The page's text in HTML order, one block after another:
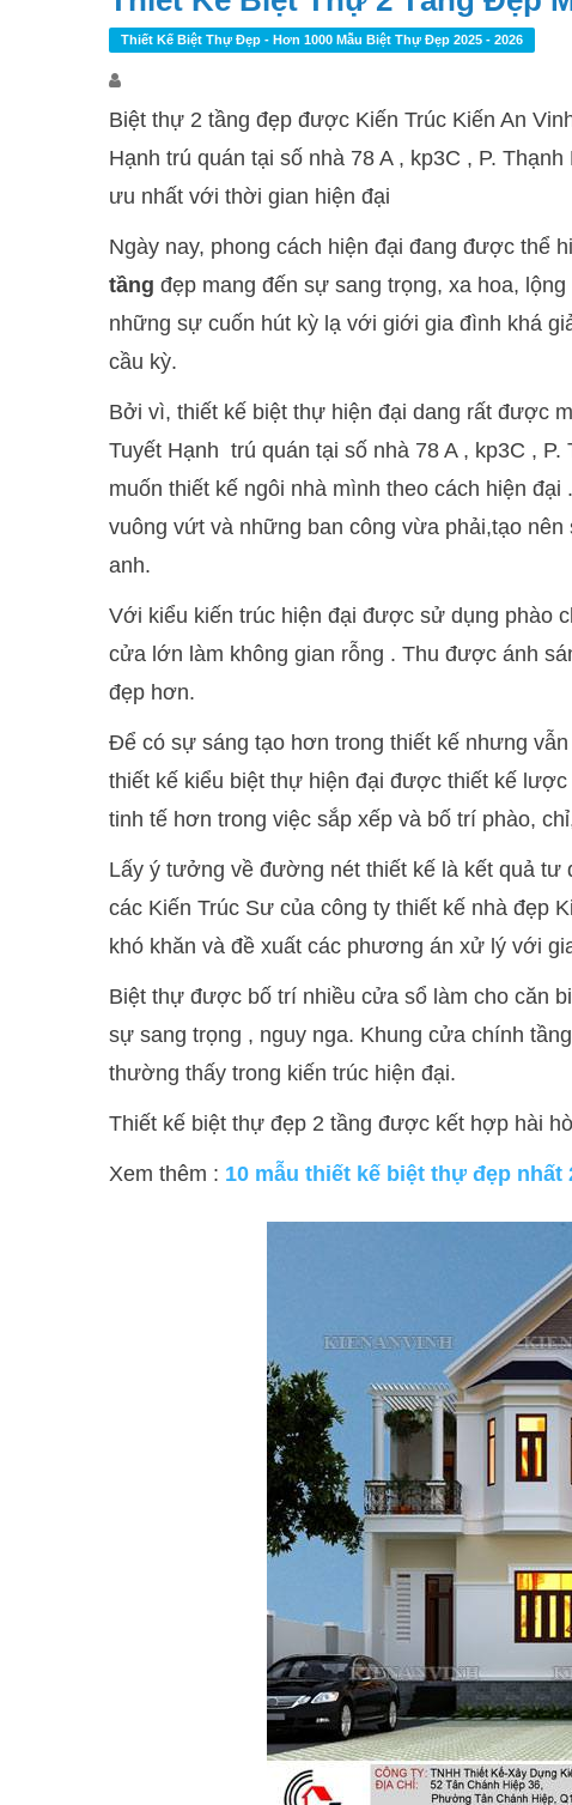
Thiết Kế Biệt Thự Đẹp - Hơn 1000 Mẫu Biệt Thự Đẹp 2025 - 2026
Biệt thự 2 tầng đẹp được Kiến Trúc Kiến An
Hạnh trú quán tại số nhà 78 A , kp3C , P.
ưu nhất với thời gian hiện đại
Ngày nay, phong cách hiện đại đang được thể
tầng đẹp mang đến sự sang trọng, xa hoa,
những sự cuốn hút kỳ lạ với giới gia đình khá
cầu kỳ.
Bởi vì, thiết kế biệt thự hiện đại dang rất được
Tuyết Hạnh trú quán tại số nhà 78 A , kp3C ,
muốn thiết kế ngôi nhà mình theo cách hiện
vuông vứt và những ban công vừa phải,tạo
anh.
Với kiểu kiến trúc hiện đại được sử dụng phào
cửa lớn làm không gian rỗng . Thu được ánh
đẹp hơn.
Để có sự sáng tạo hơn trong thiết kế nhưng
thiết kế kiểu biệt thự hiện đại được thiết kế
tinh tế hơn trong việc sắp xếp và bố trí phào,
Lấy ý tưởng về đường nét thiết kế là kết quả
các Kiến Trúc Sư của công ty thiết kế nhà đẹp
khó khăn và đề xuất các phương án xử lý với
Biệt thự được bố trí nhiều cửa sổ làm cho căn
sự sang trọng , nguy nga. Khung cửa chính
thường thấy trong kiến trúc hiện đại.
Thiết kế biệt thự đẹp 2 tầng được kết hợp hài
Xem thêm : 10 mẫu thiết kế biệt thự đẹp nhất